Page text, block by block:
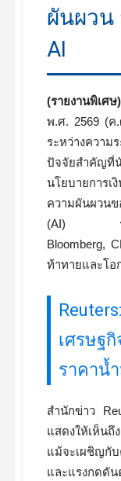
ผันผวน
AI
(รายงานพิเศษ)
พ.ศ. 2569 (ค
ระหว่างควา
ปัจจัยสำคัญที่
นโยบายการเ
ความผันผวน
(AI) รายง
Bloomberg,
ท้าทายและโอ
เศรษฐ
ราคาน้
สำนักข่าว
แสดงให้เห็นถึ
แม้จะเผชิญกั
และแรงกดดัน